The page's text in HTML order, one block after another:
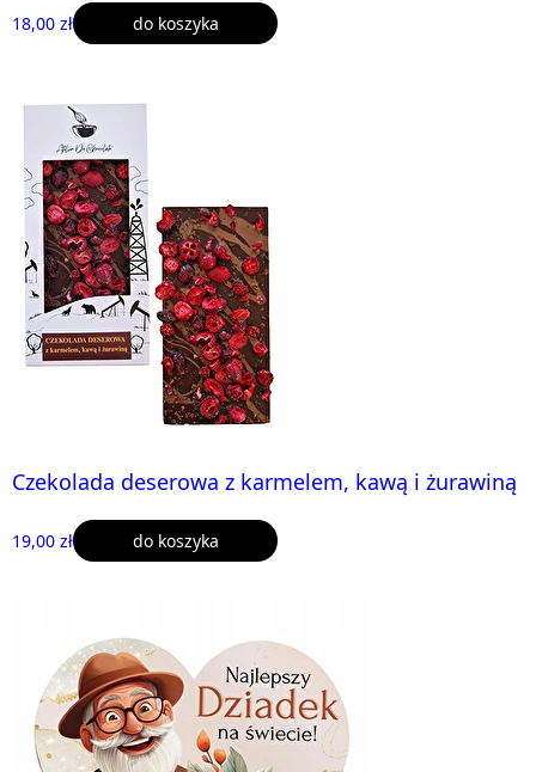
18,00 zł do koszyka
Czekolada deserowa z karmelem, kawą i żurawiną
19,00 zł do koszyka